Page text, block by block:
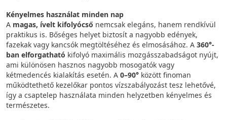
Kényelmes használat minden nap
A magas, ívelt kifolyócső nemcsak elegáns, hanem rendkívül
praktikus is. Bőséges helyet biztosít a nagyobb edények,
fazekak vagy kancsók megtöltéséhez és elmosásához. A 360°-
ban elforgatható kifolyó maximális mozgásszabadságot nyújt,
ami különösen hasznos nagyobb mosogatók vagy
kétmedencés kialakítás esetén. A 0–90° között finoman
működtethető kezelőkar pontos vízszabályozást tesz lehetővé,
így a csaptelep használata minden helyzetben kényelmes és
természetes.